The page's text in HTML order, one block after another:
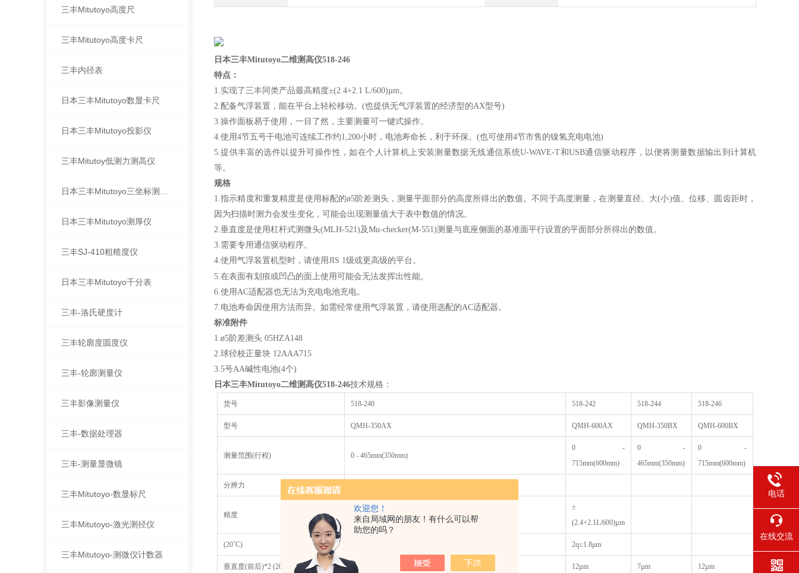
欢迎您！
来自局域网的朋友！有什么可以帮
助您的吗？
三丰Mitutoyo高度尺
三丰Mitutoyo高度卡尺
三丰内径表
日本三丰Mitutoyo数显卡尺
日本三丰Mitutoyo投影仪
三丰Mitutoy低测力测高仪
日本三丰Mitutoyo测厚仪
三丰SJ-410粗糙度仪
日本三丰Mitutoyo千分表
三丰-洛氏硬度计
三丰轮廓度圆度仪
三丰-轮廓测量仪
三丰影像测量仪
三丰-数据处理器
三丰-测量显微镜
三丰Mitutoyo-数显标尺
三丰Mitutoyo-激光测径仪
三丰Mitutoyo-测微仪计数器
日本三丰Mitutoyo二维测高仪518-246
特点：
1.实现了三丰同类产品最高精度±(2.4+2.1 L/600)µm。
2.配备气浮装置，能在平台上轻松移动。(也提供无气浮装置的经济型的AX型号)
3.操作面板易于使用，一目了然，主要测量可一键式操作。
4.使用4节五号干电池可连续工作约1,200小时，电池寿命长，利于环保。(也可使用4节市售的镍氢充电电池)
5.提供丰富的选件以提升可操作性，如在个人计算机上安装测量数据无线通信系统U-WAVE-T和USB通信驱动程序，以便将测量数据输出到计算机
等。
规格
1.指示精度和重复精度是使用标配的ø5阶差测头，测量平面部分的高度所得出的数值。不同于高度测量，在测量直径、大(小)值、位移、圆齿距时，
因为扫描时测力会发生变化，可能会出现测量值大于表中数值的情况。
2.垂直度是使用杠杆式测微头(MLH-521)及Mu-checker(M-551)测量与底座侧面的基准面平行设置的平面部分所得出的数值。
3.需要专用通信驱动程序。
4.使用气浮装置机型时，请使用JIS 1级或更高级的平台。
5.在表面有划痕或凹凸的面上使用可能会无法发挥出性能。
6.使用AC适配器也无法为充电电池充电。
7.电池寿命因使用方法而异。如需经常使用气浮装置，请使用选配的AC适配器。
标准附件
1.ø5阶差测头 05HZA148
2.球径校正量块 12AAA715
3.5号AA碱性电池(4个)
日本三丰Mitutoyo二维测高仪518-246技术规格：
货号 518-240 518-242 518-244 518-246
型号 QMH-350AX QMH-600AX QMH-350BX QMH-600BX
测量范围(行程) 0 - 465mm(350mm)
0 -
715mm(600mm)
0 -
465mm(350mm)
0 -
715mm(600mm)
分辨力
精度 指示精度*1
±
(2.4+2.1L/600)µm
(20˚C) 2q≤1.8μm
垂直度(前后)*2 (20˚C) 7µm 12µm 7µm 12µm
电话
在线交流